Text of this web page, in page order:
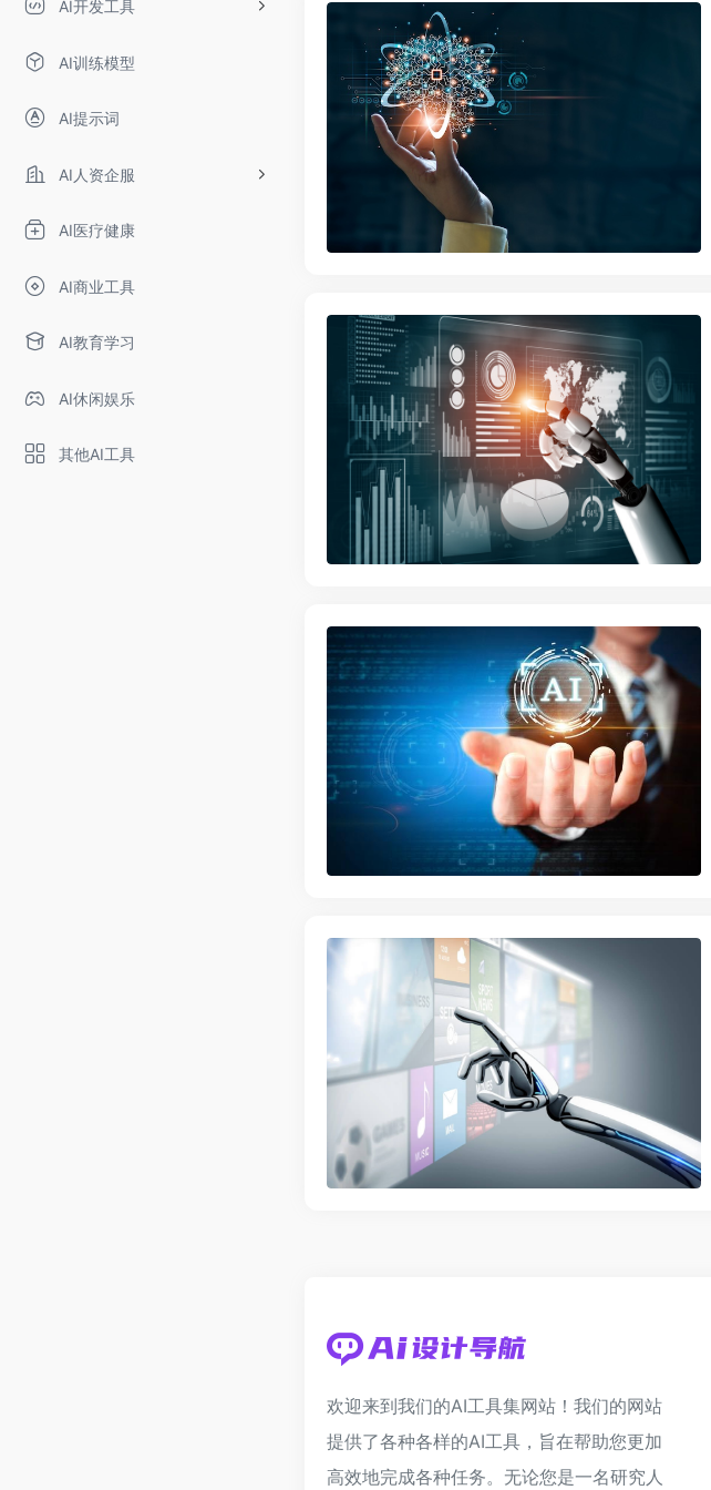
AI开发工具
AI训练模型
AI提示词
AI人资企服
AI医疗健康
AI商业工具
AI教育学习
AI休闲娱乐
其他AI工具
欢迎来到我们的AI工具集网站！我们的网站
提供了各种各样的AI工具，旨在帮助您更加
高效地完成各种任务。无论您是一名研究人